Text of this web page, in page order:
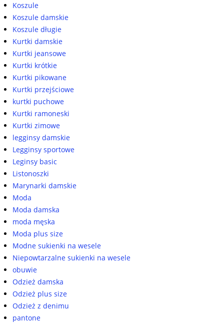
Koszule
Koszule damskie
Koszule długie
Kurtki damskie
Kurtki jeansowe
Kurtki krótkie
Kurtki pikowane
Kurtki przejściowe
kurtki puchowe
Kurtki ramoneski
Kurtki zimowe
legginsy damskie
Legginsy sportowe
Leginsy basic
Listonoszki
Marynarki damskie
Moda
Moda damska
moda męska
Moda plus size
Modne sukienki na wesele
Niepowtarzalne sukienki na wesele
obuwie
Odzież damska
Odzież plus size
Odzież z denimu
pantone